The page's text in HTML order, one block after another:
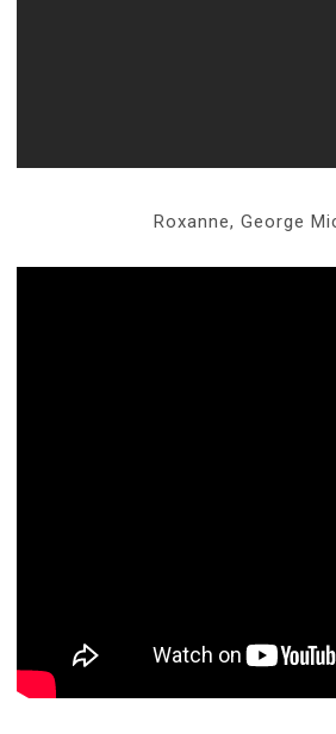
Roxanne, George